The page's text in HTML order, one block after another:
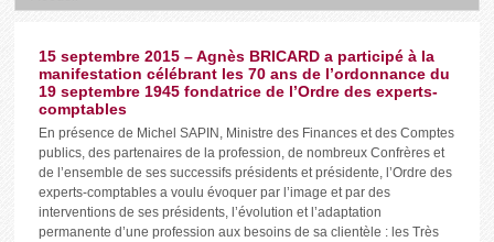
15 septembre 2015 – Agnès BRICARD a participé à la
manifestation célébrant les 70 ans de l’ordonnance du
19 septembre 1945 fondatrice de l’Ordre des experts-
comptables
En présence de Michel SAPIN, Ministre des Finances et des Comptes
publics, des partenaires de la profession, de nombreux Confrères et
de l’ensemble de ses successifs présidents et présidente, l’Ordre des
experts-comptables a voulu évoquer par l’image et par des
interventions de ses présidents, l’évolution et l’adaptation
permanente d’une profession aux besoins de sa clientèle : les Très